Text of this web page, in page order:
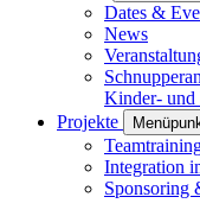
Dates &
News
Kinder- und
Projekte
Integration
Sponsoring